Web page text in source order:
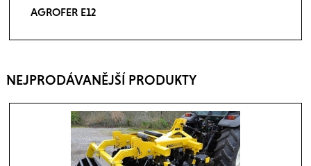
AGROFER E12
NEJPRODÁVANĚJŠÍ PRODUKTY